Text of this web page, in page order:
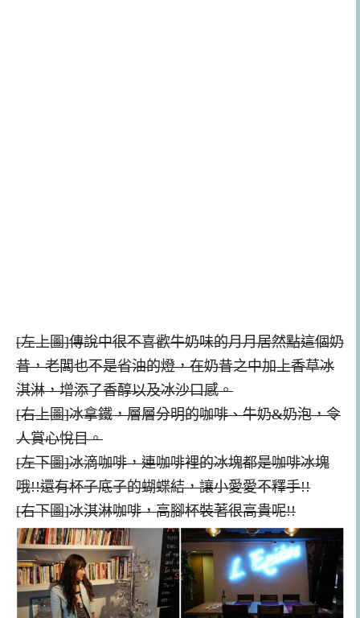
[左上圖]傳說中很不喜歡牛奶味的月月居然點這個奶
昔，老闆也不是省油的燈，在奶昔之中加上香草冰
淇淋，增添了香醇以及冰沙口感。
[右上圖]冰拿鐵，層層分明的咖啡、牛奶&奶泡，令
人賞心悅目。
[左下圖]冰滴咖啡，連咖啡裡的冰塊都是咖啡冰塊
哦!!還有杯子底子的蝴蝶結，讓小愛愛不釋手!!
[右下圖]冰淇淋咖啡，高腳杯裝著很高貴呢!!